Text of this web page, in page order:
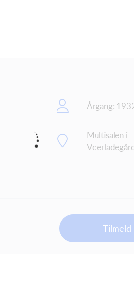
Årgang:
Multisalen i
Tilmeld